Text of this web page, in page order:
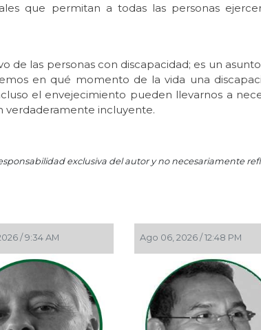
que permitan a todas las personas
de las personas con discapacidad; es un
en qué momento de la vida una
el envejecimiento pueden llevarnos a
verdaderamente incluyente.
exclusiva del autor y no necesariamente
/ 9:34 AM Ago 06, 2026 / 12:48 PM